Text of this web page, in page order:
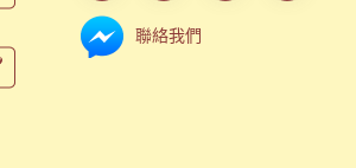
聯絡我們